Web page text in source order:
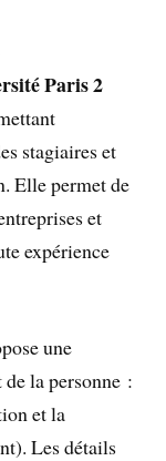
Paris 2
stagiaires et
Elle permet de
et
expérience
une
de la personne :
et la
Les détails